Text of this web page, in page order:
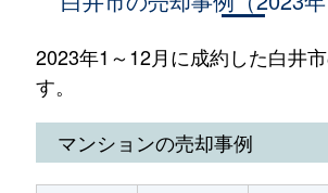
2023年1～12月に成約した白井
す。
マンションの売却事例